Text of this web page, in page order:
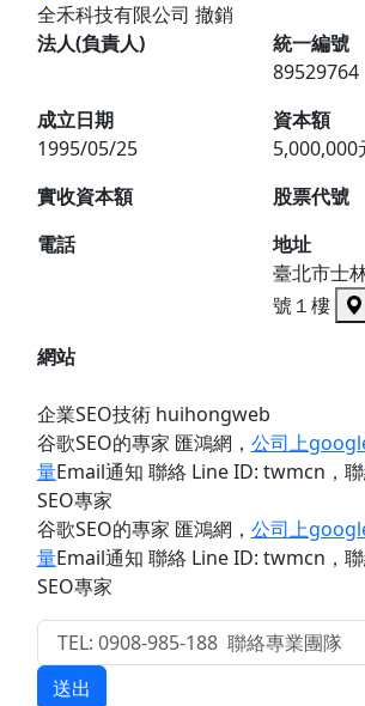
全禾科技有限公司 撤銷
法人(負責人)
統一編號
89529764
成立日期
1995/05/25
資本額
5,000,000
實收資本額
股票代號
電話
地址
臺北市士
號１樓
網站
企業SEO技術 huihongweb
谷歌SEO的專家 匯鴻網 ， 公司上
量Email通知 聯絡 Line ID: twmcn ，
SEO專家
谷歌SEO的專家 匯鴻網 ， 公司上
量Email通知 聯絡 Line ID: twmcn ，
SEO專家
送出